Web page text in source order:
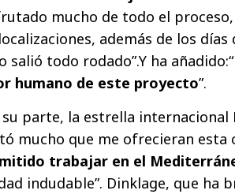
mucho de todo el
además de los
salió todo rodado”.Y ha
humano de este proyecto”.
su parte, la estrella internacional
mucho que me ofrecieran esta
trabajar en el
indudable”. Dinklage, que ha